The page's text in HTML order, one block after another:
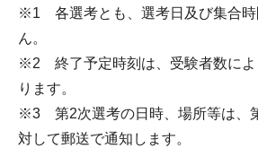
※1 各選考とも、選考日及び集合時
ん。
※2 終了予定時刻は、受験者数によ
ります。
※3 第2次選考の日時、場所等は、
対して郵送で通知します。